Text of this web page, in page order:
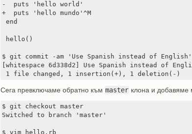
-  puts 'hello world'
+  puts 'hello mundo'^M
end
hello()
$ git commit -am 'Use Spanish instead of English'
[whitespace 6d338d2] Use Spanish instead of
1 file changed, 1 insertion(+), 1 deletion(-)
Сега превключаме обратно към master клона и добавяме
$ git checkout master
Switched to branch 'master'
$ vim hello.rb